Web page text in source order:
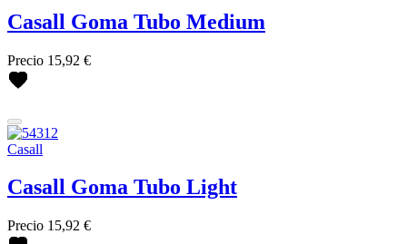
Casall Goma Tubo Medium
Precio 15,92 €
Casall
Casall Goma Tubo Light
Precio 15,92 €